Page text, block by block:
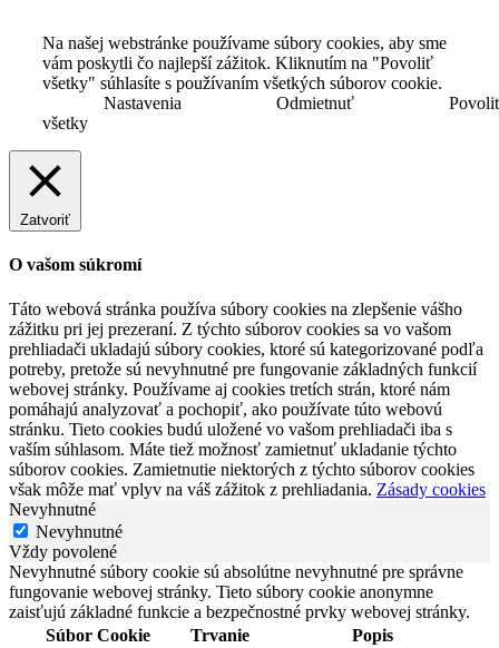
Na našej webstránke používame súbory cookies, aby sme
vám poskytli čo najlepší zážitok. Kliknutím na "Povoliť
všetky" súhlasíte s používaním všetkých súborov cookie.
Nastavenia
Odmietnuť
všetky
Zatvoriť
O vašom súkromí
Táto webová stránka používa súbory cookies na zlepšenie vášho
zážitku pri jej prezeraní. Z týchto súborov cookies sa vo vašom
prehliadači ukladajú súbory cookies, ktoré sú kategorizované podľa
potreby, pretože sú nevyhnutné pre fungovanie základných funkcií
webovej stránky. Používame aj cookies tretích strán, ktoré nám
pomáhajú analyzovať a pochopiť, ako používate túto webovú
stránku. Tieto cookies budú uložené vo vašom prehliadači iba s
vaším súhlasom. Máte tiež možnosť zamietnuť ukladanie týchto
súborov cookies. Zamietnutie niektorých z týchto súborov cookies
však môže mať vplyv na váš zážitok z prehliadania. Zásady cookies
Nevyhnutné
Nevyhnutné
Vždy povolené
Nevyhnutné súbory cookie sú absolútne nevyhnutné pre správne
fungovanie webovej stránky. Tieto súbory cookie anonymne
zaisťujú základné funkcie a bezpečnostné prvky webovej stránky.
Súbor Cookie
Trvanie Popis